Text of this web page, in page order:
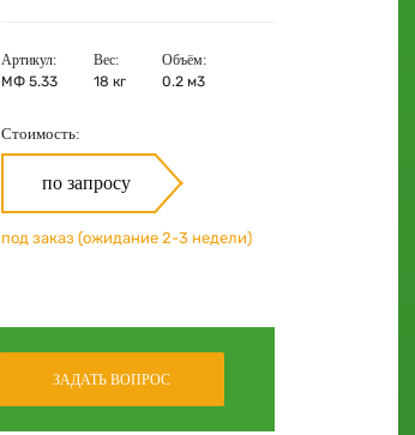
Артикул:
МФ 5.33
Вес:
18 кг
Объём:
0.2 м3
Стоимость:
по запросу
под заказ (ожидание 2-3 недели)
ЗАДАТЬ ВОПРОС